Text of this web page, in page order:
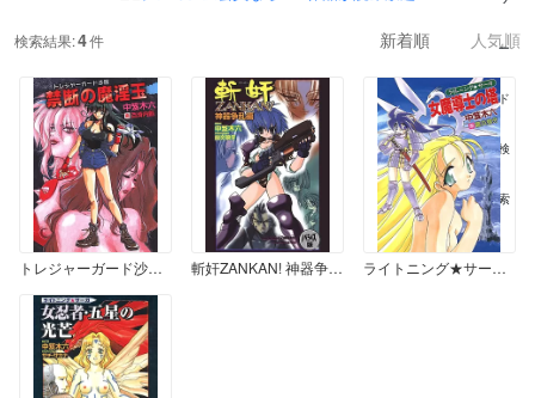
検索結果:4件 新着順 人気順
トレジャーガード沙羅 禁断の魔淫玉 斬奸ZANKAN! 神器争乱編 ～ノベライズ版～ ライトニング★サーガ 女魔導士の塔